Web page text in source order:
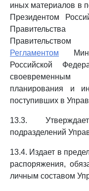
иных материалов в
Президентом
Регламентом
Российской
своевременным
планирования и
поступивших в
13.3.
подразделений
13.4. Издает в
распоряжения,
личным составом